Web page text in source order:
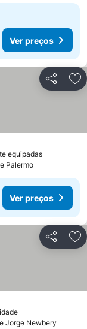
Ver preços
Partilhar
equipadas
Palermo
Ver preços
Partilhar
Jorge Newbery